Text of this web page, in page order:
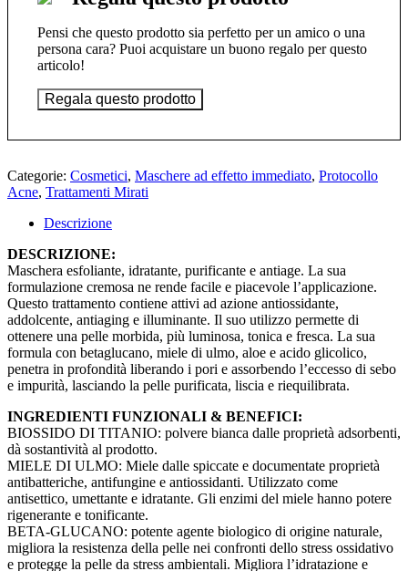
Pensi che questo prodotto sia perfetto per un amico o una
persona cara? Puoi acquistare un buono regalo per questo
articolo!
Regala questo prodotto
Categorie: Cosmetici, Maschere ad effetto immediato, Protocollo
Acne, Trattamenti Mirati
Descrizione
DESCRIZIONE:
Maschera esfoliante, idratante, purificante e antiage. La sua
formulazione cremosa ne rende facile e piacevole l’applicazione.
Questo trattamento contiene attivi ad azione antiossidante,
addolcente, antiaging e illuminante. Il suo utilizzo permette di
ottenere una pelle morbida, più luminosa, tonica e fresca. La sua
formula con betaglucano, miele di ulmo, aloe e acido glicolico,
penetra in profondità liberando i pori e assorbendo l’eccesso di sebo
e impurità, lasciando la pelle purificata, liscia e riequilibrata.
INGREDIENTI FUNZIONALI & BENEFICI:
BIOSSIDO DI TITANIO: polvere bianca dalle proprietà adsorbenti,
dà sostantività al prodotto.
MIELE DI ULMO: Miele dalle spiccate e documentate proprietà
antibatteriche, antifungine e antiossidanti. Utilizzato come
antisettico, umettante e idratante. Gli enzimi del miele hanno potere
rigenerante e tonificante.
BETA-GLUCANO: potente agente biologico di origine naturale,
migliora la resistenza della pelle nei confronti dello stress ossidativo
e protegge la pelle da stress ambientali. Migliora l’idratazione e